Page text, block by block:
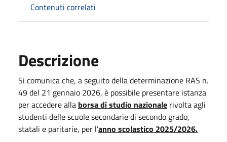
Contenuti correlati
Descrizione
Si comunica che, a seguito della determinazione RAS n.
49 del 21 gennaio 2026, è possibile presentare istanza
per accedere alla borsa di studio nazionale rivolta agli
studenti delle scuole secondarie di secondo grado,
statali e paritarie, per l’anno scolastico 2025/2026.